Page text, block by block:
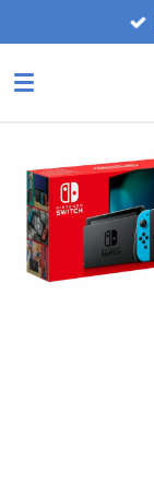
Hauptinhalt
springen